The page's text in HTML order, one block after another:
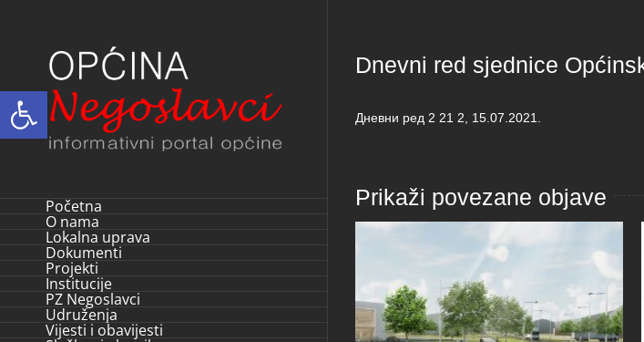
Open toolbar
Početna
O nama
Lokalna uprava
Dokumenti
Projekti
Institucije
PZ Negoslavci
Udruženja
Vijesti i obavijesti
Dnevni red sjednice
Дневни ред 2 21 2, 15.07.2021.
Prikaži povezane objave